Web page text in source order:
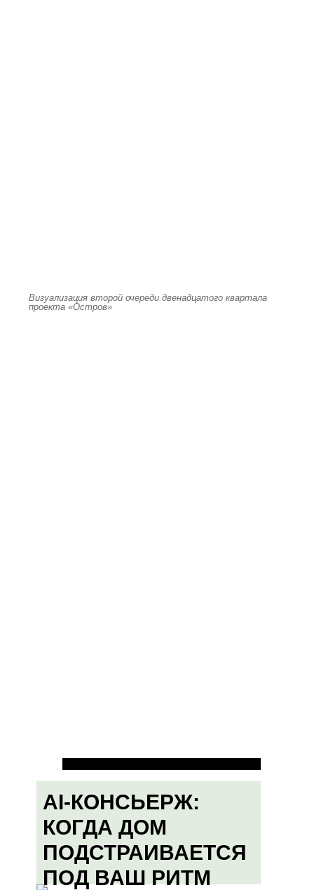
Визуализация второй очереди двенадцатого квартала
проекта «Остров»
AI-КОНСЬЕРЖ:
КОГДА ДОМ
ПОДСТРАИВАЕТСЯ
ПОД ВАШ РИТМ